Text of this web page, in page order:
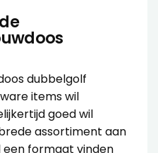
dubbelgolf
items wil
goed wil
assortiment aan
een formaat vinden